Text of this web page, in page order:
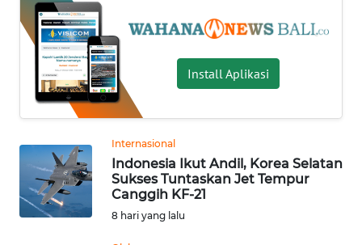
Install Aplikasi
Internasional
Indonesia Ikut Andil, Korea Selatan
Sukses Tuntaskan Jet Tempur
Canggih KF-21
8 hari yang lalu
NUSANTARA
KHAS
SERBA-
SERBI
OPINI
Informasi